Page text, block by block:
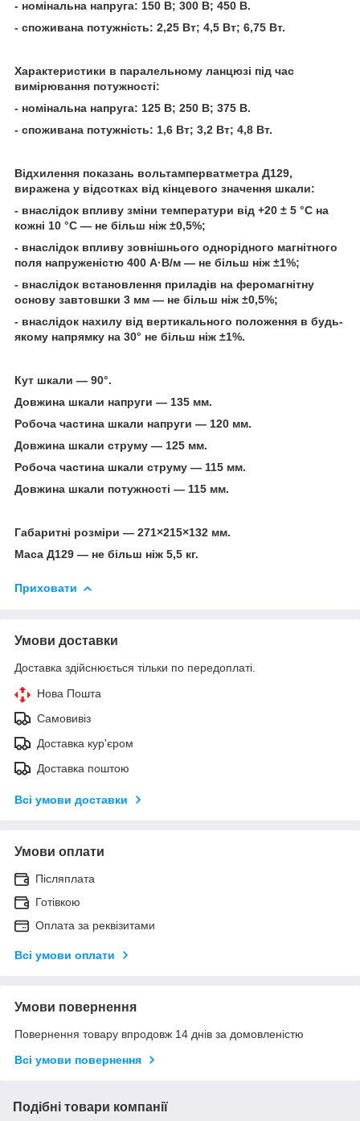
- номінальна напруга: 150 В; 300 В; 450 В.
- споживана потужність: 2,25 Вт; 4,5 Вт; 6,75 Вт.
Характеристики в паралельному ланцюзі під час
вимірювання потужності:
- номінальна напруга: 125 В; 250 В; 375 В.
- споживана потужність: 1,6 Вт; 3,2 Вт; 4,8 Вт.
Відхилення показань вольтамперватметра Д129,
виражена у відсотках від кінцевого значення шкали:
- внаслідок впливу зміни температури від +20 ± 5 °C на
кожні 10 °C — не більш ніж ±0,5%;
- внаслідок впливу зовнішнього однорідного магнітного
поля напруженістю 400 А·В/м — не більш ніж ±1%;
- внаслідок встановлення приладів на феромагнітну
основу завтовшки 3 мм — не більш ніж ±0,5%;
- внаслідок нахилу від вертикального положення в будь-
якому напрямку на 30° не більш ніж ±1%.
Кут шкали — 90°.
Довжина шкали напруги — 135 мм.
Робоча частина шкали напруги — 120 мм.
Довжина шкали струму — 125 мм.
Робоча частина шкали струму — 115 мм.
Довжина шкали потужності — 115 мм.
Габаритні розміри — 271×215×132 мм.
Маса Д129 — не більш ніж 5,5 кг.
Приховати
Умови доставки
Доставка здійснюється тільки по передоплаті.
Нова Пошта
Самовивіз
Доставка кур'єром
Доставка поштою
Всі умови доставки
Умови оплати
Післяплата
Готівкою
Оплата за реквізитами
Всі умови оплати
Умови повернення
Повернення товару впродовж 14 днів за домовленістю
Всі умови повернення
Подібні товари компанії